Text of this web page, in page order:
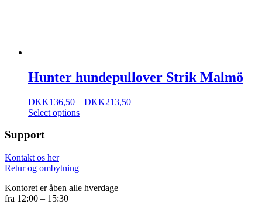
Hunter hundepullover Strik Malmö
DKK136,50 – DKK213,50
Select options
Support
Kontakt os her
Retur og ombytning
Kontoret er åben alle hverdage
fra 12:00 – 15:30